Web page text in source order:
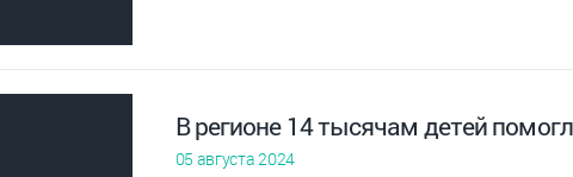
В регионе 14 тысячам детей
05 августа 2024